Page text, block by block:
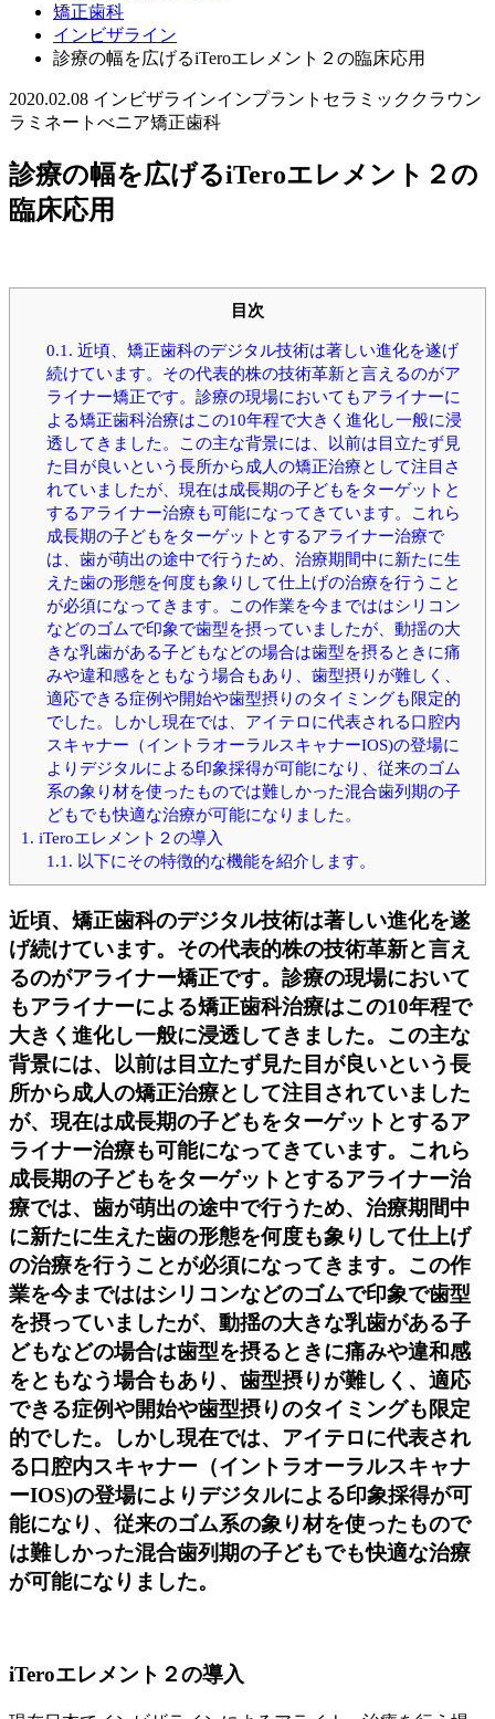
矯正歯科
インビザライン
診療の幅を広げるiTeroエレメント２の臨床応用
2020.02.08 インビザラインインプラント セラミッククラウン
ラミネートべニア矯正歯科
診療の幅を広げるiTeroエレメント２の
臨床応用
目次
0.1. 近頃、矯正歯科のデジタル技術は著しい進化を遂げ
続けています。その代表的株の技術革新と言えるのがア
ライナー矯正です。診療の現場においてもアライナーに
よる矯正歯科治療はこの10年程で大きく進化し一般に浸
透してきました。この主な背景には、以前は目立たず見
た目が良いという長所から成人の矯正治療として注目さ
れていましたが、現在は成長期の子どもをターゲットと
するアライナー治療も可能になってきています。これら
成長期の子どもをターゲットとするアライナー治療で
は、歯が萌出の途中で行うため、治療期間中に新たに生
えた歯の形態を何度も象りして仕上げの治療を行うこと
が必須になってきます。この作業を今までははシリコン
などのゴムで印象で歯型を摂っていましたが、動揺の大
きな乳歯がある子どもなどの場合は歯型を摂るときに痛
みや違和感をともなう場合もあり、歯型摂りが難しく、
適応できる症例や開始や歯型摂りのタイミングも限定的
でした。しかし現在では、アイテロに代表される口腔内
スキャナー（イントラオーラルスキャナーIOS)の登場に
よりデジタルによる印象採得が可能になり、従来のゴム
系の象り材を使ったものでは難しかった混合歯列期の子
どもでも快適な治療が可能になりました。
1. iTeroエレメント２の導入
1.1. 以下にその特徴的な機能を紹介します。
近頃、矯正歯科のデジタル技術は著しい進化を遂
げ続けています。その代表的株の技術革新と言え
るのがアライナー矯正です。診療の現場において
もアライナーによる矯正歯科治療はこの10年程で
大きく進化し一般に浸透してきました。この主な
背景には、以前は目立たず見た目が良いという長
所から成人の矯正治療として注目されていました
が、現在は成長期の子どもをターゲットとするア
ライナー治療も可能になってきています。これら
成長期の子どもをターゲットとするアライナー治
療では、歯が萌出の途中で行うため、治療期間中
に新たに生えた歯の形態を何度も象りして仕上げ
の治療を行うことが必須になってきます。この作
業を今までははシリコンなどのゴムで印象で歯型
を摂っていましたが、動揺の大きな乳歯がある子
どもなどの場合は歯型を摂るときに痛みや違和感
をともなう場合もあり、歯型摂りが難しく、適応
できる症例や開始や歯型摂りのタイミングも限定
的でした。しかし現在では、アイテロに代表され
る口腔内スキャナー（イントラオーラルスキャナ
ーIOS)の登場によりデジタルによる印象採得が可
能になり、従来のゴム系の象り材を使ったもので
は難しかった混合歯列期の子どもでも快適な治療
が可能になりました。
iTeroエレメント２の導入